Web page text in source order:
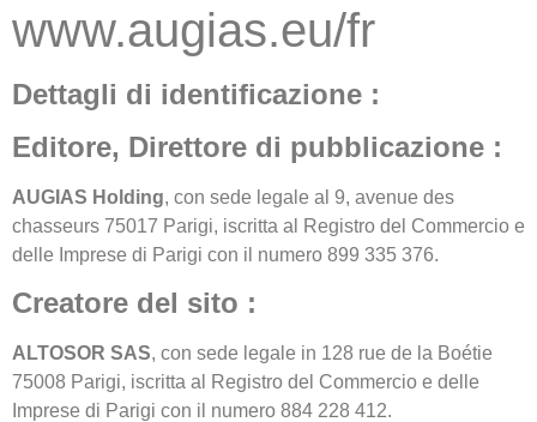
www.augias.eu/fr
Dettagli di identificazione :
Editore, Direttore di pubblicazione :
AUGIAS Holding, con sede legale al 9, avenue des
chasseurs 75017 Parigi, iscritta al Registro del Commercio e
delle Imprese di Parigi con il numero 899 335 376.
Creatore del sito :
ALTOSOR SAS, con sede legale in 128 rue de la Boétie
75008 Parigi, iscritta al Registro del Commercio e delle
Imprese di Parigi con il numero 884 228 412.